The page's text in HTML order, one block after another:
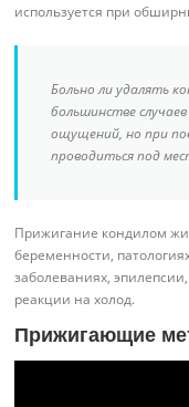
используется при
Больно ли удалять
большинстве
ощущений, но при
проводиться под
Прижигание кондилом
беременности,
заболеваниях,
реакции на холод.
Прижигающие